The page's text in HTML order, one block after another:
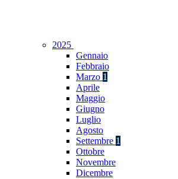
2025
Gennaio
Febbraio
Marzo 1
Aprile
Maggio
Giugno
Luglio
Agosto
Settembre 1
Ottobre
Novembre
Dicembre